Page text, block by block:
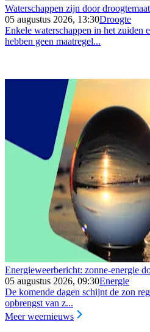
Waterschappen zijn door
05 augustus 2026, 13:30Droogte
Enkele waterschappen in het zuiden
hebben geen maatregel...
Energieweerbericht: zonne-energie
05 augustus 2026, 09:30Energie
De komende dagen schijnt de zon
opbrengst van z...
Meer weernieuws